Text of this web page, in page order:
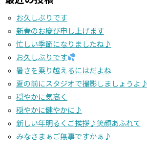
お久しぶりです
新春のお慶び申し上げます
忙しい季節になりましたね♪
お久しぶりです
暑さを乗り越えるにはだよね
夏の前にスタジオで撮影しましょうよ♪
穏やかに気高く
穏やかに健やかに♪
新しい年明るくご挨拶♪笑顔あふれて
みなさまぁご無事ですかぁ♪